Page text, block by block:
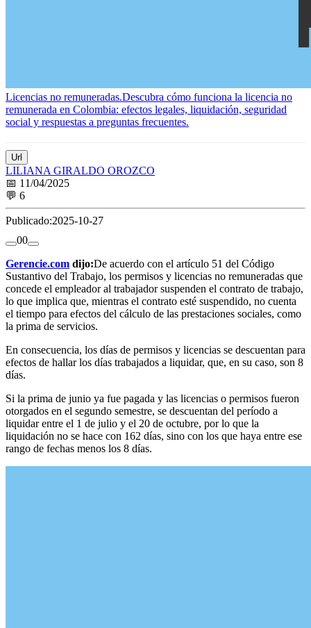
Licencias no remuneradas.Descubra cómo funciona la licencia no
remunerada en Colombia: efectos legales, liquidación, seguridad
social y respuestas a preguntas frecuentes.
Url
LILIANA GIRALDO OROZCO
📅 11/04/2025
💬 6
Publicado:2025-10-27
00
Gerencie.com dijo:De acuerdo con el artículo 51 del Código
Sustantivo del Trabajo, los permisos y licencias no remuneradas que
concede el empleador al trabajador suspenden el contrato de trabajo,
lo que implica que, mientras el contrato esté suspendido, no cuenta
el tiempo para efectos del cálculo de las prestaciones sociales, como
la prima de servicios.
En consecuencia, los días de permisos y licencias se descuentan para
efectos de hallar los días trabajados a liquidar, que, en su caso, son 8
días.
Si la prima de junio ya fue pagada y las licencias o permisos fueron
otorgados en el segundo semestre, se descuentan del período a
liquidar entre el 1 de julio y el 20 de octubre, por lo que la
liquidación no se hace con 162 días, sino con los que haya entre ese
rango de fechas menos los 8 días.